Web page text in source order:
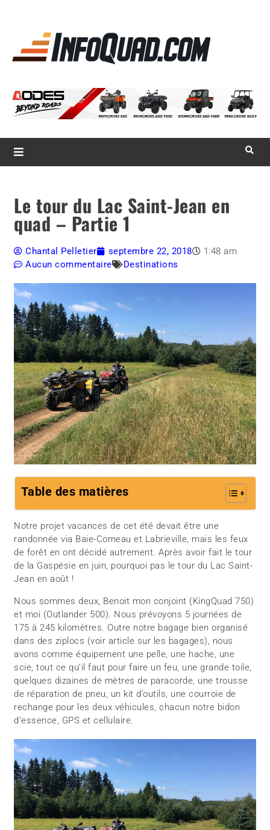
Magazine InfoQuad.com
Le tour du Lac Saint-Jean en
quad – Partie 1
Chantal Pelletier septembre 22, 2018
1:48 am
Aucun commentaire
Destinations
Table des matières
Notre projet vacances de cet été devait être une
randonnée via Baie-Comeau et Labrieville, mais les feux
de forêt en ont décidé autrement. Après avoir fait le tour
de la Gaspésie en juin, pourquoi pas le tour du Lac Saint-
Jean en août !
Nous sommes deux, Benoit mon conjoint (KingQuad 750)
et moi (Outlander 500). Nous prévoyons 5 journées de
175 à 245 kilomètres. Outre notre bagage bien organisé
dans des ziplocs (voir article sur les bagages), nous
avons comme équipement une pelle, une hache, une
scie, tout ce qu’il faut pour faire un feu, une grande toile,
quelques dizaines de mètres de paracorde, une trousse
de réparation de pneu, un kit d’outils, une courroie de
rechange pour les deux véhicules, chacun notre bidon
d’essence, GPS et cellulaire.